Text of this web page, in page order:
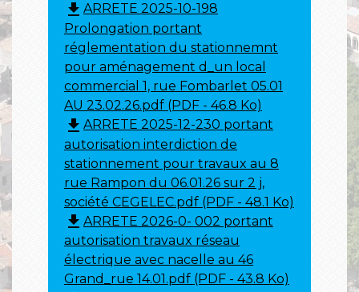
file_download ARRETE 2025-10-198
Prolongation portant
réglementation du stationnemnt
pour aménagement d_un local
commercial 1, rue Fombarlet 05.01
AU 23.02.26.pdf (PDF - 46.8 Ko)
file_download ARRETE 2025-12-230 portant
autorisation interdiction de
stationnement pour travaux au 8
rue Rampon du 06.01.26 sur 2 j,
société CEGELEC.pdf (PDF - 48.1 Ko)
file_download ARRETE 2026-0- 002 portant
autorisation travaux réseau
électrique avec nacelle au 46
Grand_rue 14.01.pdf (PDF - 43.8 Ko)